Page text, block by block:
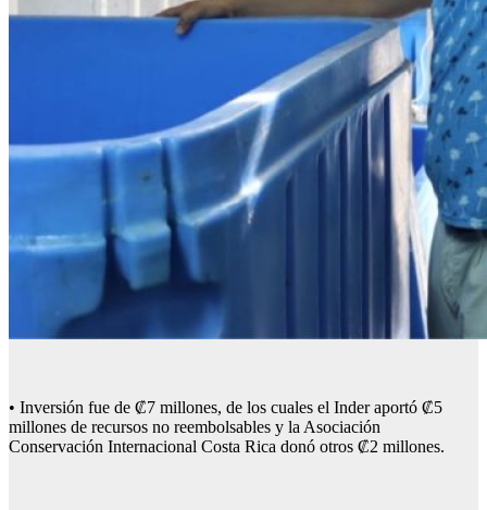
• Inversión fue de ₡7 millones, de los cuales el Inder aportó ₡5
millones de recursos no reembolsables y la Asociación
Conservación Internacional Costa Rica donó otros ₡2 millones.